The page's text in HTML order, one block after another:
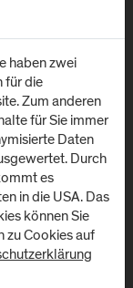
gerne
haben zwei
für die
Zum anderen
für Sie immer
Daten
Durch
es
in die USA. Das
können Sie
zu Cookies auf